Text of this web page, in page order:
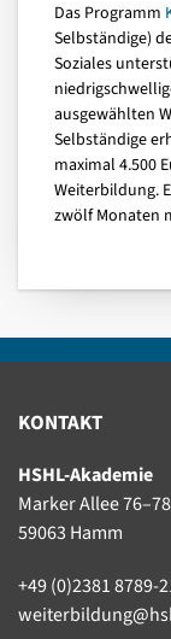
Das Programm
Selbständige)
Soziales
ausgewählten
Selbständige
maximal 4.500
Weiterbildung.
zwölf Monaten
KONTAKT
HSHL-Akademie
Marker Allee 76–78
59063 Hamm
+49 (0)2381 8789-